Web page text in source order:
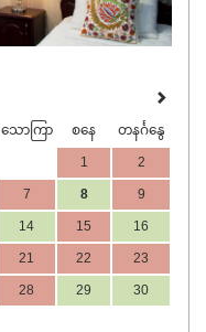
သောကြာ စနေ တနင်္ဂနွေ
1 2
7 8 9
14 15 16
21 22 23
28 29 30